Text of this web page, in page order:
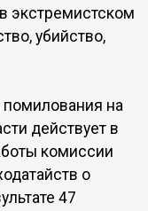
экстремистском
убийство,
на
действует в
комиссии
о
47